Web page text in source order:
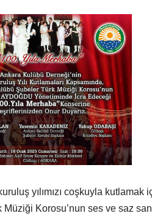
yılımızı coşkuyla
Müziği Korosu’nun ses ve saz